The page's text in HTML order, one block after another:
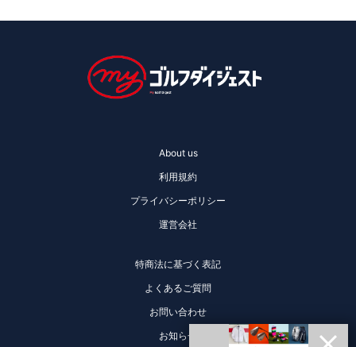
About us
利用規約
プライバシーポリシー
運営会社
特商法に基づく表記
よくあるご質問
お問い合わせ
お知らせ